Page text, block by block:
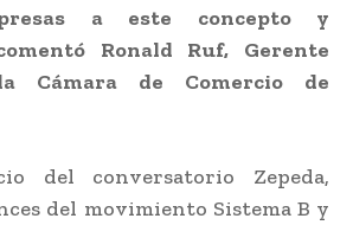
a este concepto y
Ronald Ruf, Gerente
Cámara de Comercio de
del conversatorio Zepeda,
del movimiento Sistema B y